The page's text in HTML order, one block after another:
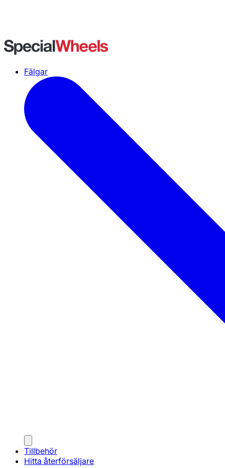
Fälgar
Tillbehör
Hitta återförsäljare